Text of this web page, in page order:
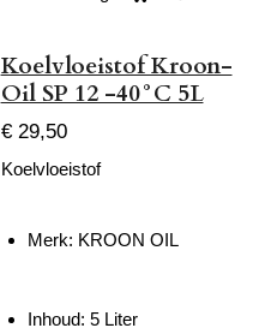
Koelvloeistof Kroon-
Oil SP 12 -40°C 5L
€ 29,50
Koelvloeistof
Merk: KROON OIL
Inhoud: 5 Liter